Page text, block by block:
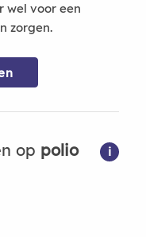
wel voor een
zorgen.
op polio i